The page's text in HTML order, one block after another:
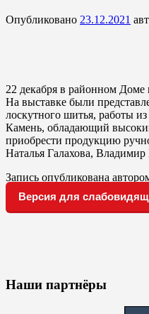
Опубликовано 23.12.2021
22 декабря в районном Доме
На выставке были
лоскутного шитья, работы
Камень, обладающий
приобрести продукцию
Наталья Галахова,
Запись опубликована
Версия для
Наши партнёры